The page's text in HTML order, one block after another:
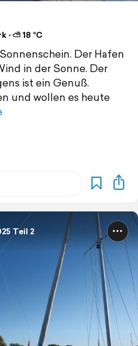
⋅ ⛅ 18 °C
Der Hafen
in der Sonne. Der
ist ein Genuß.
und wollen es heute
Teil 2